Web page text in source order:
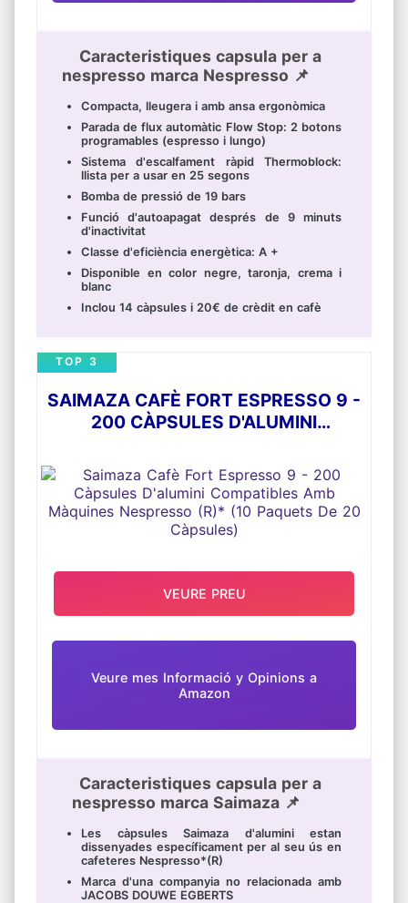
Caracteristiques capsula per a
nespresso marca Nespresso 📌
Compacta, lleugera i amb ansa ergonòmica
Parada de flux automàtic Flow Stop: 2 botons
programables (espresso i lungo)
Sistema d'escalfament ràpid Thermoblock:
llista per a usar en 25 segons
Bomba de pressió de 19 bars
Funció d'autoapagat després de 9 minuts
d'inactivitat
Classe d'eficiència energètica: A +
Disponible en color negre, taronja, crema i
blanc
Inclou 14 càpsules i 20€ de crèdit en cafè
SAIMAZA CAFÈ FORT ESPRESSO 9 -
200 CÀPSULES D'ALUMINI
NESPRESSO (R)* (10 PAQUETS DE
20 CÀPSULES)
TOP 3
Veure mes Informació y Opinions a
Amazon
Caracteristiques capsula per a
nespresso marca Saimaza 📌
Les càpsules Saimaza d'alumini estan
dissenyades específicament per al seu ús en
cafeteres Nespresso*(R)
Marca d'una companyia no relacionada amb
JACOBS DOUWE EGBERTS
VEURE PREU